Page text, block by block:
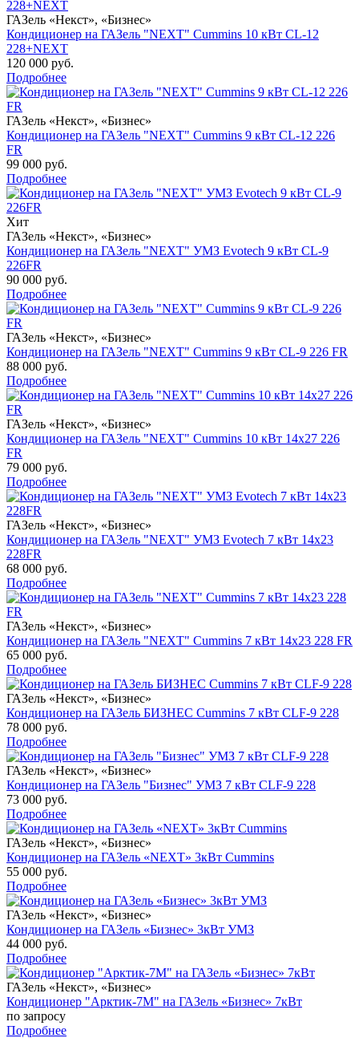
ГАЗель «Некст», «Бизнес»
Кондиционер на ГАЗель "NEXT" Cummins 10 кВт CL-12
228+NEXT
120 000 руб.
Подробнее
ГАЗель «Некст», «Бизнес»
Кондиционер на ГАЗель "NEXT" Cummins 9 кВт CL-12 226
FR
99 000 руб.
Подробнее
Хит
ГАЗель «Некст», «Бизнес»
Кондиционер на ГАЗель "NEXT" УМЗ Evotech 9 кВт CL-9
226FR
90 000 руб.
Подробнее
ГАЗель «Некст», «Бизнес»
Кондиционер на ГАЗель "NEXT" Cummins 9 кВт CL-9 226 FR
88 000 руб.
Подробнее
ГАЗель «Некст», «Бизнес»
Кондиционер на ГАЗель "NEXT" Cummins 10 кВт 14х27 226
FR
79 000 руб.
Подробнее
ГАЗель «Некст», «Бизнес»
Кондиционер на ГАЗель "NEXT" УМЗ Evotech 7 кВт 14х23
228FR
68 000 руб.
Подробнее
ГАЗель «Некст», «Бизнес»
Кондиционер на ГАЗель "NEXT" Cummins 7 кВт 14х23 228 FR
65 000 руб.
Подробнее
ГАЗель «Некст», «Бизнес»
Кондиционер на ГАЗель БИЗНЕС Cummins 7 кВт CLF-9 228
78 000 руб.
Подробнее
ГАЗель «Некст», «Бизнес»
Кондиционер на ГАЗель "Бизнес" УМЗ 7 кВт CLF-9 228
73 000 руб.
Подробнее
ГАЗель «Некст», «Бизнес»
Кондиционер на ГАЗель «NEXT» 3кВт Cummins
55 000 руб.
Подробнее
ГАЗель «Некст», «Бизнес»
Кондиционер на ГАЗель «Бизнес» 3кВт УМЗ
44 000 руб.
Подробнее
ГАЗель «Некст», «Бизнес»
Кондиционер "Арктик-7М" на ГАЗель «Бизнес» 7кВт
по запросу
Подробнее